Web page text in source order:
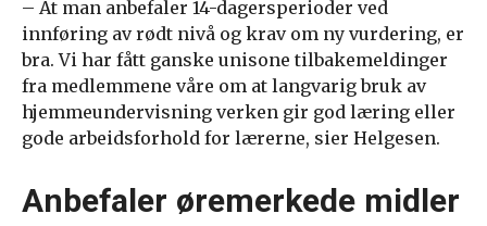
– At man anbefaler 14-dagersperioder ved
innføring av rødt nivå og krav om ny vurdering, er
bra. Vi har fått ganske unisone tilbakemeldinger
fra medlemmene våre om at langvarig bruk av
hjemmeundervisning verken gir god læring eller
gode arbeidsforhold for lærerne, sier Helgesen.
Anbefaler øremerkede midler